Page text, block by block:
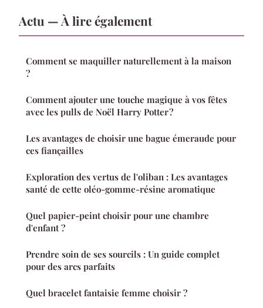
Actu — À lire également
Comment se maquiller naturellement à la maison
?
Comment ajouter une touche magique à vos fêtes
avec les pulls de Noël Harry Potter ?
Les avantages de choisir une bague émeraude pour
ces fiançailles
Exploration des vertus de l'oliban : Les avantages
santé de cette oléo-gomme-résine aromatique
Quel papier-peint choisir pour une chambre
d'enfant ?
Prendre soin de ses sourcils : Un guide complet
pour des arcs parfaits
Quel bracelet fantaisie femme choisir ?